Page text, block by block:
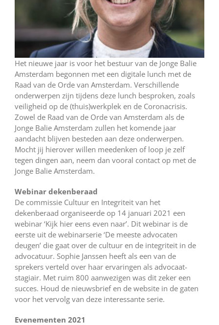
Het nieuwe jaar is voor het bestuur van de Jonge Balie
Amsterdam begonnen met een digitale lunch met de
Raad van de Orde van Amsterdam. Verschillende
onderwerpen zijn tijdens deze lunch besproken, zoals
veiligheid op de (thuis)werkplek en de Coronacrisis.
Zowel de Raad van de Orde van Amsterdam als de
Jonge Balie Amsterdam zullen het komende jaar
aandacht blijven besteden aan deze onderwerpen.
Mocht jij hierover willen meedenken of loop je zelf
tegen dingen aan, neem dan vooral contact op met de
Jonge Balie Amsterdam.
Webinar dekenberaad
De commissie Cultuur en Integriteit van het
dekenberaad organiseerde op 14 januari 2021 een
webinar ‘Kijk hier eens even naar’. Dit webinar is de
eerste uit de webinarserie ‘De meeste advocaten
deugen’ die gaat over de cultuur en de integriteit in de
advocatuur. Sophie Janssen heeft als een van de
sprekers verteld over haar ervaringen als advocaat-
stagiair. Met ruim 800 aanwezigen was dit zeker een
succes. Houd de nieuwsbrief en de website in de gaten
voor het vervolg van deze interessante serie.
Evenementen 2021